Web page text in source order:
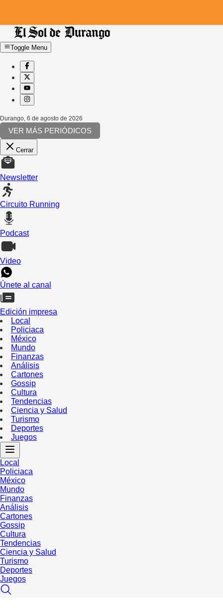
Toggle Menu
Durango 6 de agosto de 2026
VER MÁS PERIÓDICOS
Cerrar
Newsletter
Circuito Running
Podcast
Video
Únete al canal
Edición impresa
Local
Policiaca
México
Mundo
Finanzas
Análisis
Cartones
Gossip
Cultura
Tendencias
Ciencia y Salud
Turismo
Deportes
Juegos
Local
Policiaca
México
Mundo
Finanzas
Análisis
Cartones
Gossip
Cultura
Tendencias
Ciencia y Salud
Turismo
Deportes
Juegos